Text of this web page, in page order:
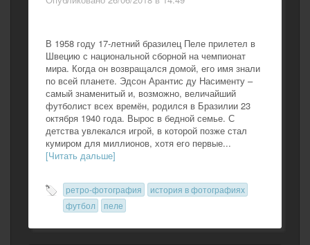
В 1958 году 17-летний бразилец Пеле прилетел в
Швецию с национальной сборной на чемпионат
мира. Когда он возвращался домой, его имя знали
по всей планете. Эдсон Арантис ду Насименту –
самый знаменитый и, возможно, величайший
футболист всех времён, родился в Бразилии 23
октября 1940 года. Вырос в бедной семье. С
детства увлекался игрой, в которой позже стал
кумиром для миллионов, хотя его первые...
[Читать дальше]
ретро-фотография
история в фотографиях
футбол
пеле